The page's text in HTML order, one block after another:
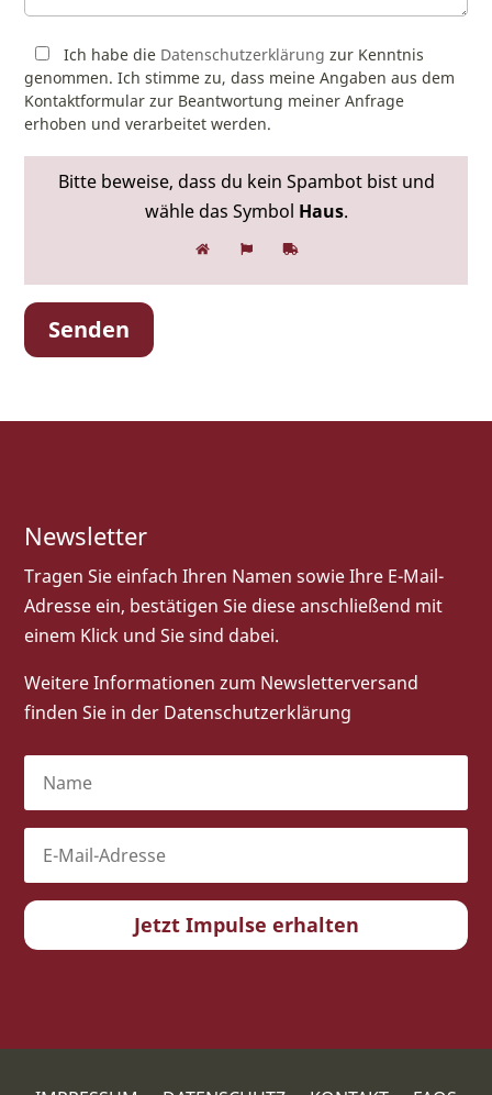
Ich habe die Datenschutzerklärung zur Kenntnis
genommen. Ich stimme zu, dass meine Angaben aus dem
Kontaktformular zur Beantwortung meiner Anfrage
erhoben und verarbeitet werden.
Bitte beweise, dass du kein Spambot bist und
wähle das Symbol Haus.
Newsletter
Tragen Sie einfach Ihren Namen sowie Ihre E-Mail-
Adresse ein, bestätigen Sie diese anschließend mit
einem Klick und Sie sind dabei.
Weitere Informationen zum Newsletterversand
finden Sie in der Datenschutzerklärung
Jetzt Impulse erhalten